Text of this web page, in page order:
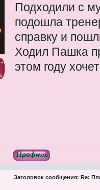
Подходили с
подошла
справку и
Ходил Пашка
этом году
Заголовок сообщения: Re: